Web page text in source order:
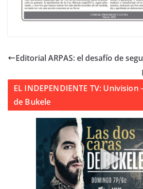
Editorial ARPAS: el desafío de
EL INDEPENDIENTE TV: Univision
de Bukele